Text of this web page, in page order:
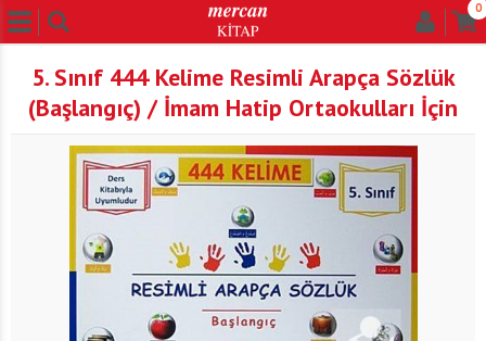
0
5. Sınıf 444 Kelime Resimli Arapça Sözlük
(Başlangıç) / İmam Hatip Ortaokulları İçin